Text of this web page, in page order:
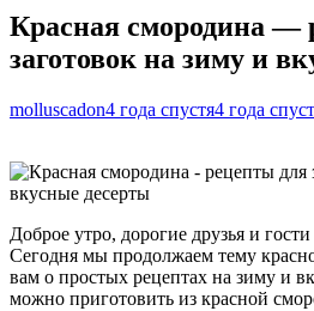
Красная смородина —
заготовок на зиму и
molluscadon4 года спустя4 года
Доброе утро, дорогие друзья и
Сегодня мы продолжаем тему
вам о простых рецептах на зиму и
можно приготовить из красной